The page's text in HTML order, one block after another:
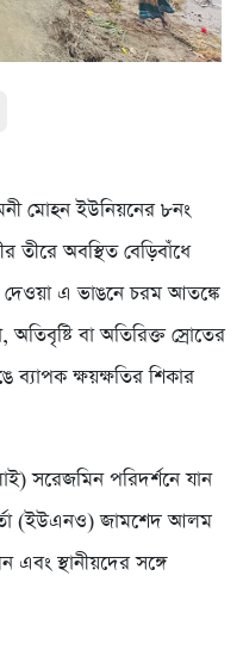
মোহন ইউনিয়নের ৮নং
তীরে অবস্থিত বেড়িবাঁধে
দেওয়া এ ভাঙনে চরম আতঙ্কে
অতিবৃষ্টি বা অতিরিক্ত স্রোতের
ব্যাপক ক্ষয়ক্ষতির শিকার
সরেজমিন পরিদর্শনে যান
(ইউএনও) জামশেদ আলম
এবং স্থানীয়দের সঙ্গে